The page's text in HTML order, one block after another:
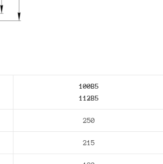
100B5
112В5
250
215